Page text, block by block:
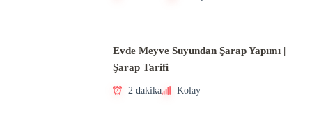
Evde Meyve Suyundan Şarap Yapımı |
Şarap Tarifi
2 dakika Kolay